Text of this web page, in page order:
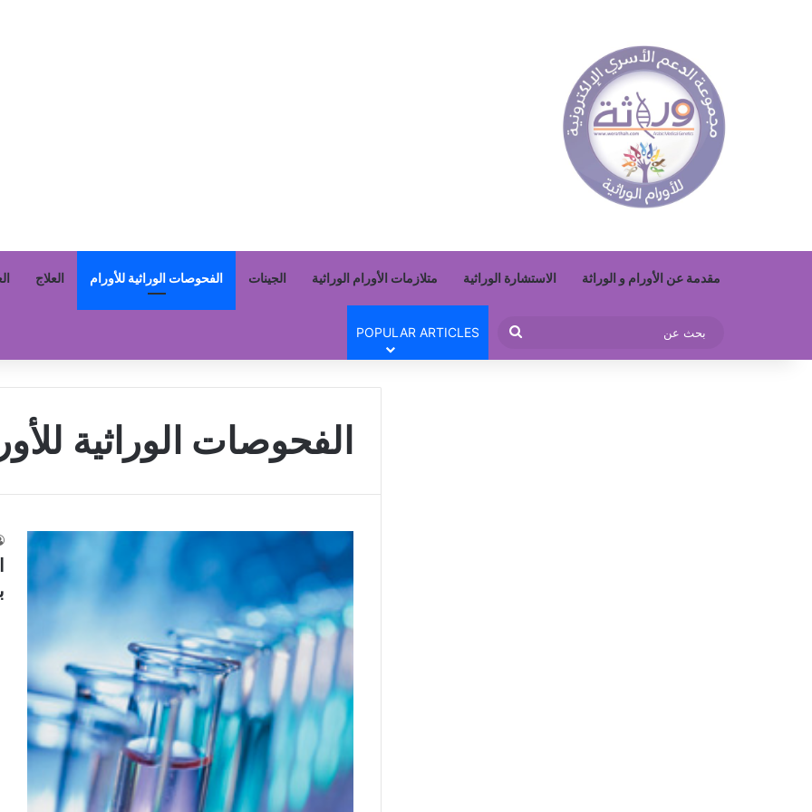
مقدمة عن الأورام و الوراثة الاستشارة الوراثية متلازمات الأورام الوراثية الجينات الفحوصات الوراثية للأورام العلاج
بحث
عن
POPULAR ARTICLES
الفحوصات الوراثية